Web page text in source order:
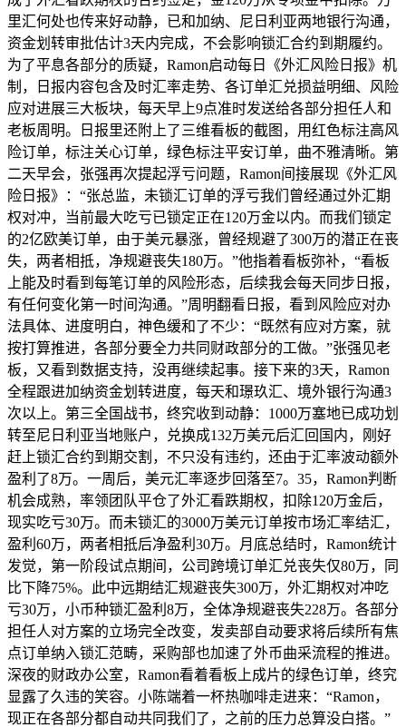
里汇何处也传来好动静，已和加纳、尼日利亚两地银行沟通，
资金划转审批估计3天内完成，不会影响锁汇合约到期履约。
为了平息各部分的质疑，Ramon启动每日《外汇风险日报》机
制，日报内容包含及时汇率走势、各订单汇兑损益明细、风险
应对进展三大板块，每天早上9点准时发送给各部分担任人和
老板周明。日报里还附上了三维看板的截图，用红色标注高风
险订单，标注关心订单，绿色标注平安订单，曲不雅清晰。第
二天早会，张强再次提起浮亏问题，Ramon间接展现《外汇风
险日报》：“张总监，未锁汇订单的浮亏我们曾经通过外汇期
权对冲，当前最大吃亏已锁定正在120万金以内。而我们锁定
的2亿欧美订单，由于美元暴涨，曾经规避了300万的潜正在丧
失，两者相抵，净规避丧失180万。”他指着看板弥补，“看板
上能及时看到每笔订单的风险形态，后续我会每天同步日报，
有任何变化第一时间沟通。”周明翻看日报，看到风险应对办
法具体、进度明白，神色缓和了不少：“既然有应对方案，就
按打算推进，各部分要全力共同财政部分的工做。”张强见老
板，又看到数据支持，没再继续起事。接下来的3天，Ramon
全程跟进加纳资金划转进度，每天和璟玖汇、境外银行沟通3
次以上。第三全国战书，终究收到动静：1000万塞地已成功划
转至尼日利亚当地账户，兑换成132万美元后汇回国内，刚好
赶上锁汇合约到期交割，不只没有违约，还由于汇率波动额外
盈利了8万。一周后，美元汇率逐步回落至7。35，Ramon判断
机会成熟，率领团队平仓了外汇看跌期权，扣除120万金后，
现实吃亏30万。而未锁汇的3000万美元订单按市场汇率结汇，
盈利60万，两者相抵后净盈利30万。月底总结时，Ramon统计
发觉，第一阶段试点期间，公司跨境订单汇兑丧失仅80万，同
比下降75%。此中远期结汇规避丧失300万，外汇期权对冲吃
亏30万，小币种锁汇盈利8万，全体净规避丧失228万。各部分
担任人对方案的立场完全改变，发卖部自动要求将后续所有焦
点订单纳入锁汇范畴，采购部也加速了外币曲采流程的推进。
深夜的财政办公室，Ramon看着看板上成片的绿色订单，终究
显露了久违的笑容。小陈端着一杯热咖啡走进来：“Ramon，
现正在各部分都自动共同我们了，之前的压力总算没白搭。”